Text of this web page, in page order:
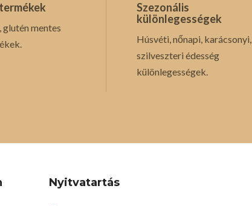
mentes
Szezonális
különlegességek
Húsvéti, nőnapi, karácsonyi,
szilveszteri édesség
különlegességek.
Nyitvatartás